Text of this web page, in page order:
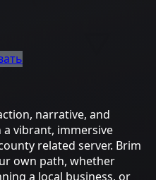
narrative, and
vibrant, immersive
related server. Brim
own path, whether
a local business, or